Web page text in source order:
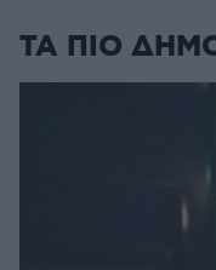
ΤΑ ΠΙΟ